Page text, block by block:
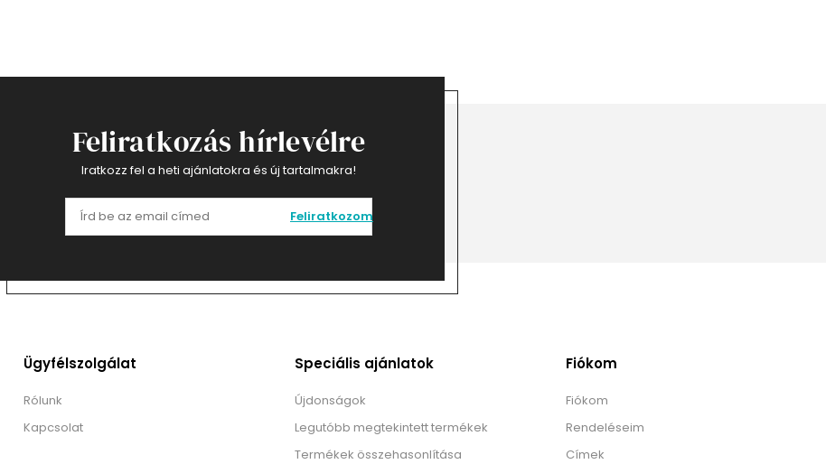
Feliratkozás hírlevélre
Iratkozz fel a heti ajánlatokra és új tartalmakra!
Feliratkozom
Ügyfélszolgálat
Rólunk
Kapcsolat
Speciális ajánlatok
Újdonságok
Legutóbb megtekintett termékek
Termékek összehasonlítása
Fiókom
Fiókom
Rendeléseim
Címek